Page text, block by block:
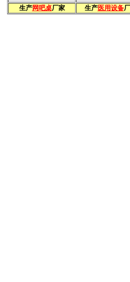
生产网吧桌厂家 生产医用设备